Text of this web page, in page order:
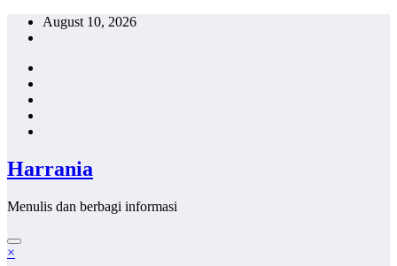
Skip
August 10, 2026
Harrania
Menulis dan berbagi informasi
×